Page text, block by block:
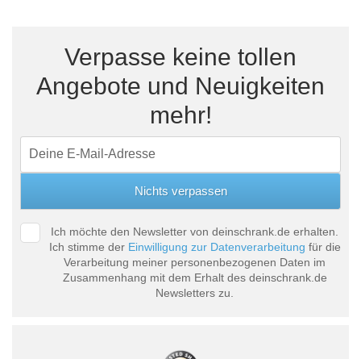
Verpasse keine tollen
Angebote und Neuigkeiten
mehr!
Ich möchte den Newsletter von deinschrank.de erhalten.
Ich stimme der Einwilligung zur Datenverarbeitung für die
Verarbeitung meiner personenbezogenen Daten im
Zusammenhang mit dem Erhalt des deinschrank.de
Newsletters zu.